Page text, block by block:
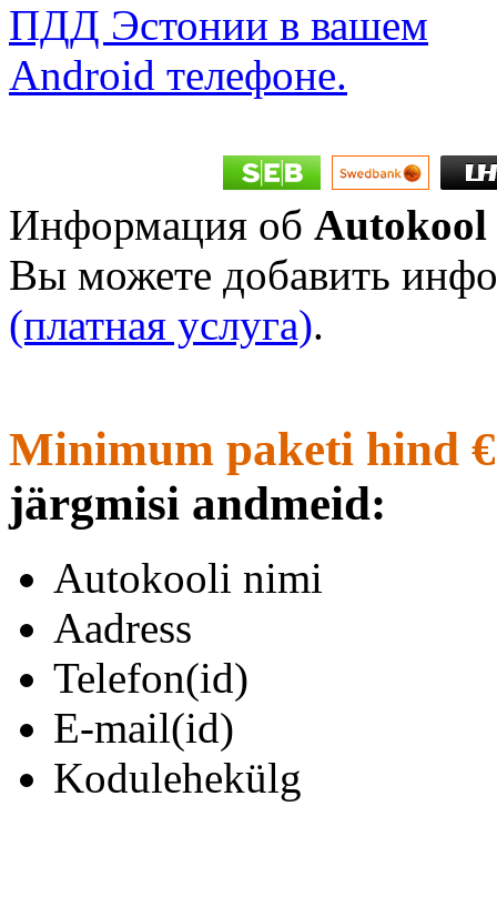
ПДД Эстонии в вашем
Android телефоне.
Информация об
Вы можете добавить
(платная услуга).
Minimum paketi hind
järgmisi andmeid:
Autokooli nimi
Aadress
Telefon(id)
E-mail(id)
Kodulehekülg